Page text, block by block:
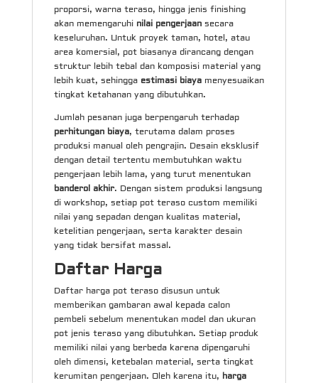
proporsi, warna teraso, hingga jenis finishing
akan memengaruhi nilai pengerjaansecara
keseluruhan. Untuk proyek taman, hotel, atau
area komersial, pot biasanya dirancang dengan
struktur lebih tebal dan komposisi material yang
lebih kuat, sehingga estimasi biayamenyesuaikan
tingkat ketahanan yang dibutuhkan.
Jumlah pesanan juga berpengaruh terhadap
perhitungan biaya, terutama dalam proses
produksi manual oleh pengrajin. Desain eksklusif
dengan detail tertentu membutuhkan waktu
pengerjaan lebih lama, yang turut menentukan
banderol akhir. Dengan sistem produksi langsung
di workshop, setiap pot teraso custom memiliki
nilai yang sepadan dengan kualitas material,
ketelitian pengerjaan, serta karakter desain
yang tidak bersifat massal.
Daftar Harga
Daftar harga pot teraso disusun untuk
memberikan gambaran awal kepada calon
pembeli sebelum menentukan model dan ukuran
pot jenis teraso yang dibutuhkan. Setiap produk
memiliki nilai yang berbeda karena dipengaruhi
oleh dimensi, ketebalan material, serta tingkat
kerumitan pengerjaan. Oleh karena itu, harga